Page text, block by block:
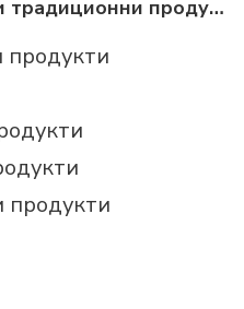
Италиански регионални традиционни продукти
продукти
продукти